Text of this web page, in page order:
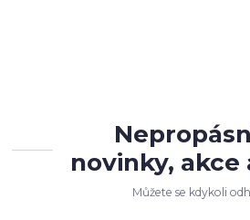
novinky, akce
Můžete se kdykoli